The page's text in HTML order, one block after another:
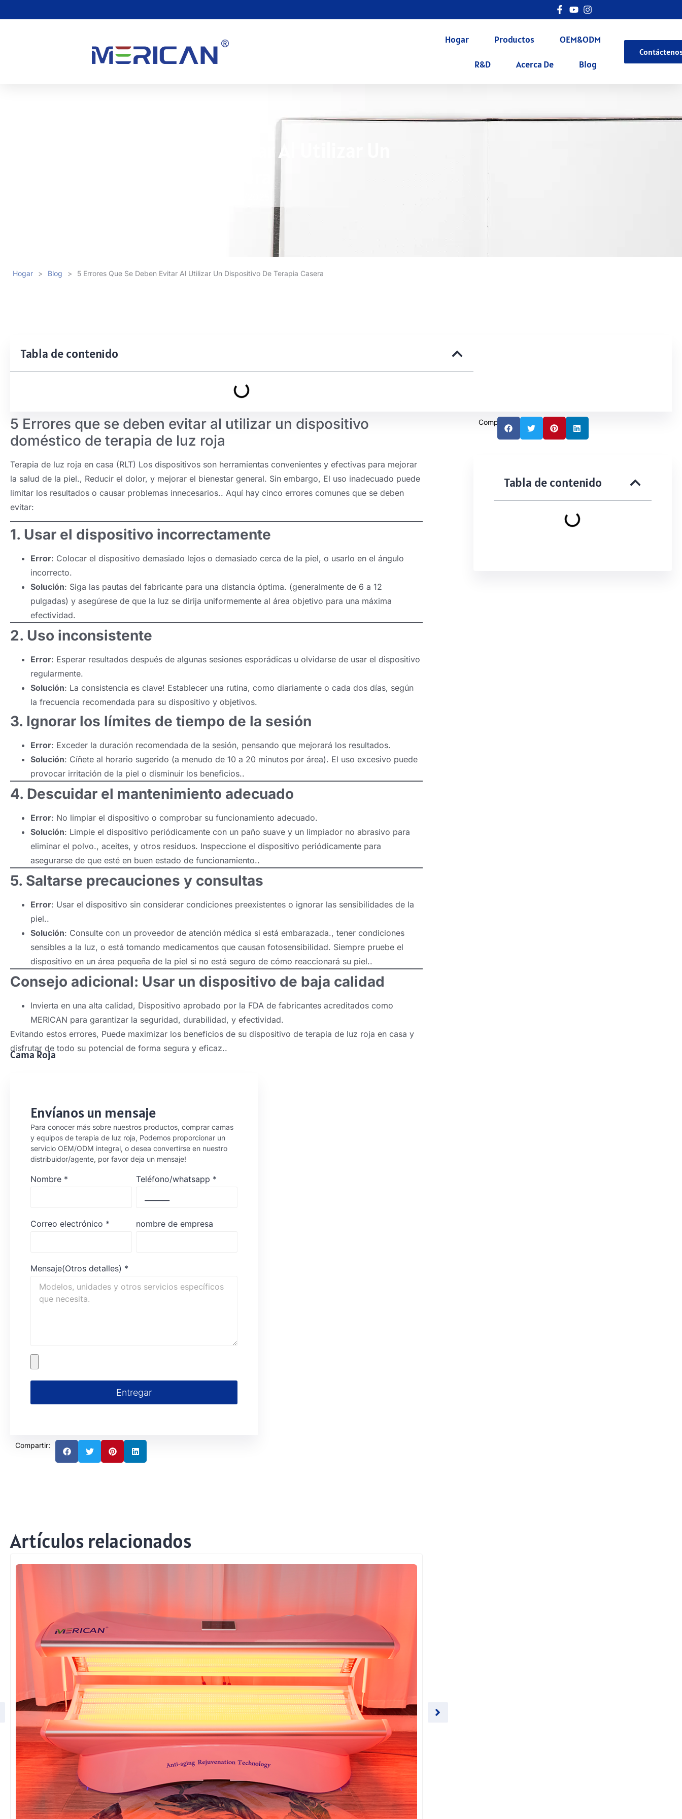
Hogar Productos OEM&ODM
R&D Acerca De Blog
5 Errores Que Se Deben Evitar Al Utilizar Un
Hogar > Blog > 5 Errores Que Se Deben Evitar Al Utilizar Un Dispositivo De Terapia Casera
Tabla de contenido
5 Errores que se deben evitar al utilizar un dispositivo
doméstico de terapia de luz roja
Terapia de luz roja en casa (RLT) Los dispositivos son herramientas convenientes y efectivas para mejorar
la salud de la piel., Reducir el dolor, y mejorar el bienestar general. Sin embargo, El uso inadecuado puede
limitar los resultados o causar problemas innecesarios.. Aquí hay cinco errores comunes que se deben
evitar:
1. Usar el dispositivo incorrectamente
Error: Colocar el dispositivo demasiado lejos o demasiado cerca de la piel, o usarlo en el ángulo
incorrecto.
Solución: Siga las pautas del fabricante para una distancia óptima. (generalmente de 6 a 12
pulgadas) y asegúrese de que la luz se dirija uniformemente al área objetivo para una máxima
efectividad.
2. Uso inconsistente
Error: Esperar resultados después de algunas sesiones esporádicas u olvidarse de usar el dispositivo
regularmente.
Solución: La consistencia es clave! Establecer una rutina, como diariamente o cada dos días, según
la frecuencia recomendada para su dispositivo y objetivos.
3. Ignorar los límites de tiempo de la sesión
Error: Exceder la duración recomendada de la sesión, pensando que mejorará los resultados.
Solución: Cíñete al horario sugerido (a menudo de 10 a 20 minutos por área). El uso excesivo puede
provocar irritación de la piel o disminuir los beneficios..
4. Descuidar el mantenimiento adecuado
Error: No limpiar el dispositivo o comprobar su funcionamiento adecuado.
Solución: Limpie el dispositivo periódicamente con un paño suave y un limpiador no abrasivo para
eliminar el polvo., aceites, y otros residuos. Inspeccione el dispositivo periódicamente para
asegurarse de que esté en buen estado de funcionamiento..
5. Saltarse precauciones y consultas
Error: Usar el dispositivo sin considerar condiciones preexistentes o ignorar las sensibilidades de la
piel..
Solución: Consulte con un proveedor de atención médica si está embarazada., tener condiciones
sensibles a la luz, o está tomando medicamentos que causan fotosensibilidad. Siempre pruebe el
dispositivo en un área pequeña de la piel si no está seguro de cómo reaccionará su piel..
Consejo adicional: Usar un dispositivo de baja calidad
Invierta en una alta calidad, Dispositivo aprobado por la FDA de fabricantes acreditados como
MERICAN para garantizar la seguridad, durabilidad, y efectividad.
Evitando estos errores, Puede maximizar los beneficios de su dispositivo de terapia de luz roja en casa y
disfrutar de todo su potencial de forma segura y eficaz..
Cama Roja
Envíanos un mensaje
Para conocer más sobre nuestros productos, comprar camas
y equipos de terapia de luz roja, Podemos proporcionar un
servicio OEM/ODM integral, o desea convertirse en nuestro
distribuidor/agente, por favor deja un mensaje!
Nombre * Teléfono/whatsapp *
Correo electrónico * nombre de empresa
Mensaje(Otros detalles) *
Entregar
Compartir:
Artículos relacionados
Compartir:
Tabla de contenido